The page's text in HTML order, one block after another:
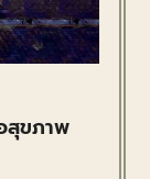
สุขภาพ